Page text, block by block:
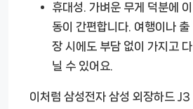
휴대성. 가벼운 무게 덕분에 이
동이 간편합니다. 여행이나 출
장 시에도 부담 없이 가지고 다
닐 수 있어요.
이처럼 삼성전자 삼성 외장하드 J3